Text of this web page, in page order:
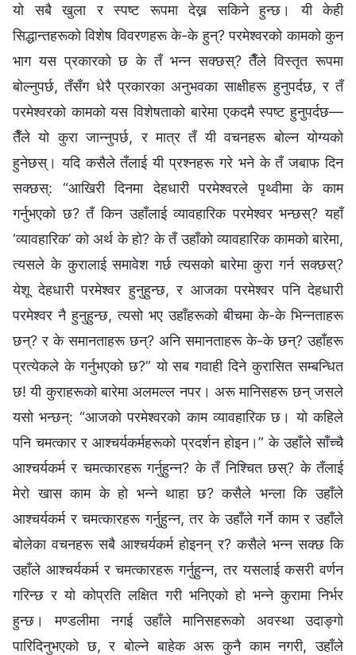
यो सबै खुला र स्पष्ट रूपमा देख्न सकिने हुन्छ। यी केही
सिद्धान्तहरूको विशेष विवरणहरू के-के हुन्? परमेश्‍वरको कामको कुन
भाग यस प्रकारको छ के तँ भन्न सक्छस्? तैँले विस्तृत रूपमा
बोल्नुपर्छ, तँसँग धेरै प्रकारका अनुभवका साक्षीहरू हुनुपर्दछ, र तँ
परमेश्‍वरको कामको यस विशेषताको बारेमा एकदमै स्पष्ट हुनुपर्दछ—
तैँले यो कुरा जान्नुपर्छ, र मात्र तँ यी वचनहरू बोल्न योग्यको
हुनेछस्। यदि कसैले तँलाई यी प्रश्नहरू गरे भने के तँ जबाफ दिन
सक्छस्: “आखिरी दिनमा देहधारी परमेश्‍वरले पृथ्वीमा के काम
गर्नुभएको छ? तँ किन उहाँलाई व्यावहारिक परमेश्‍वर भन्छस्? यहाँ
‘व्यावहारिक’ को अर्थ के हो? के तँ उहाँको व्यावहारिक कामको बारेमा,
त्यसले के कुरालाई समावेश गर्छ त्यसको बारेमा कुरा गर्न सक्छस्?
येशू देहधारी परमेश्‍वर हुनुहुन्छ, र आजका परमेश्‍वर पनि देहधारी
परमेश्‍वर नै हुनुहुन्छ, त्यसो भए उहाँहरूको बीचमा के-के भिन्नताहरू
छन्? र के समानताहरू छन्? अनि समानताहरू के-के छन्? उहाँहरू
प्रत्येकले के गर्नुभएको छ?” यो सब गवाही दिने कुरासित सम्बन्धित
छ! यी कुराहरूको बारेमा अलमल्ल नपर। अरू मानिसहरू छन् जसले
यसो भन्छन्: “आजको परमेश्‍वरको काम व्यावहारिक छ। यो कहिले
पनि चमत्कार र आश्‍चर्यकर्महरूको प्रदर्शन होइन।” के उहाँले साँच्चै
आश्‍चर्यकर्म र चमत्कारहरू गर्नुहुन्न? के तँ निश्चित छस्? के तँलाई
मेरो खास काम के हो भन्‍ने थाहा छ? कसैले भन्ला कि उहाँले
आश्‍चर्यकर्म र चमत्कारहरू गर्नुहुन्न, तर के उहाँले गर्ने काम र उहाँले
बोलेका वचनहरू सबै आश्‍चर्यकर्म होइनन् र? कसैले भन्न सक्छ कि
उहाँले आश्‍चर्यकर्म र चमत्कारहरू गर्नुहुन्न, तर यसलाई कसरी वर्णन
गरिन्छ र यो कोप्रति लक्षित गरी भनिएको हो भन्‍ने कुरामा निर्भर
हुन्छ। मण्डलीमा नगई उहाँले मानिसहरूको अवस्था उदाङ्गो
पारिदिनुभएको छ, र बोल्‍ने बाहेक अरू कुनै काम नगरी, उहाँले